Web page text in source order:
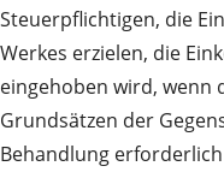
Steuerpflichtigen, die
Werkes erzielen, die
eingehoben wird, wenn
Grundsätzen der
Behandlung